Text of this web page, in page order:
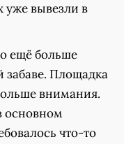
уже вывезли в
ещё больше
забаве. Площадка
внимания.
основном
что-то